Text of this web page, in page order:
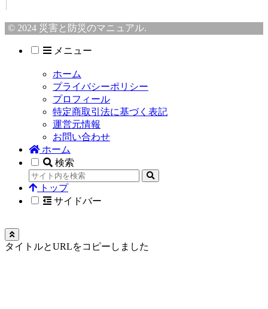
© 2024 災害と防災のマニュアル.
メニュー
ホーム
プライバシーポリシー
プロフィール
特定商取引法に基づく表記
運営元情報
お問い合わせ
ホーム
検索
トップ
サイドバー
タイトルとURLをコピーしました